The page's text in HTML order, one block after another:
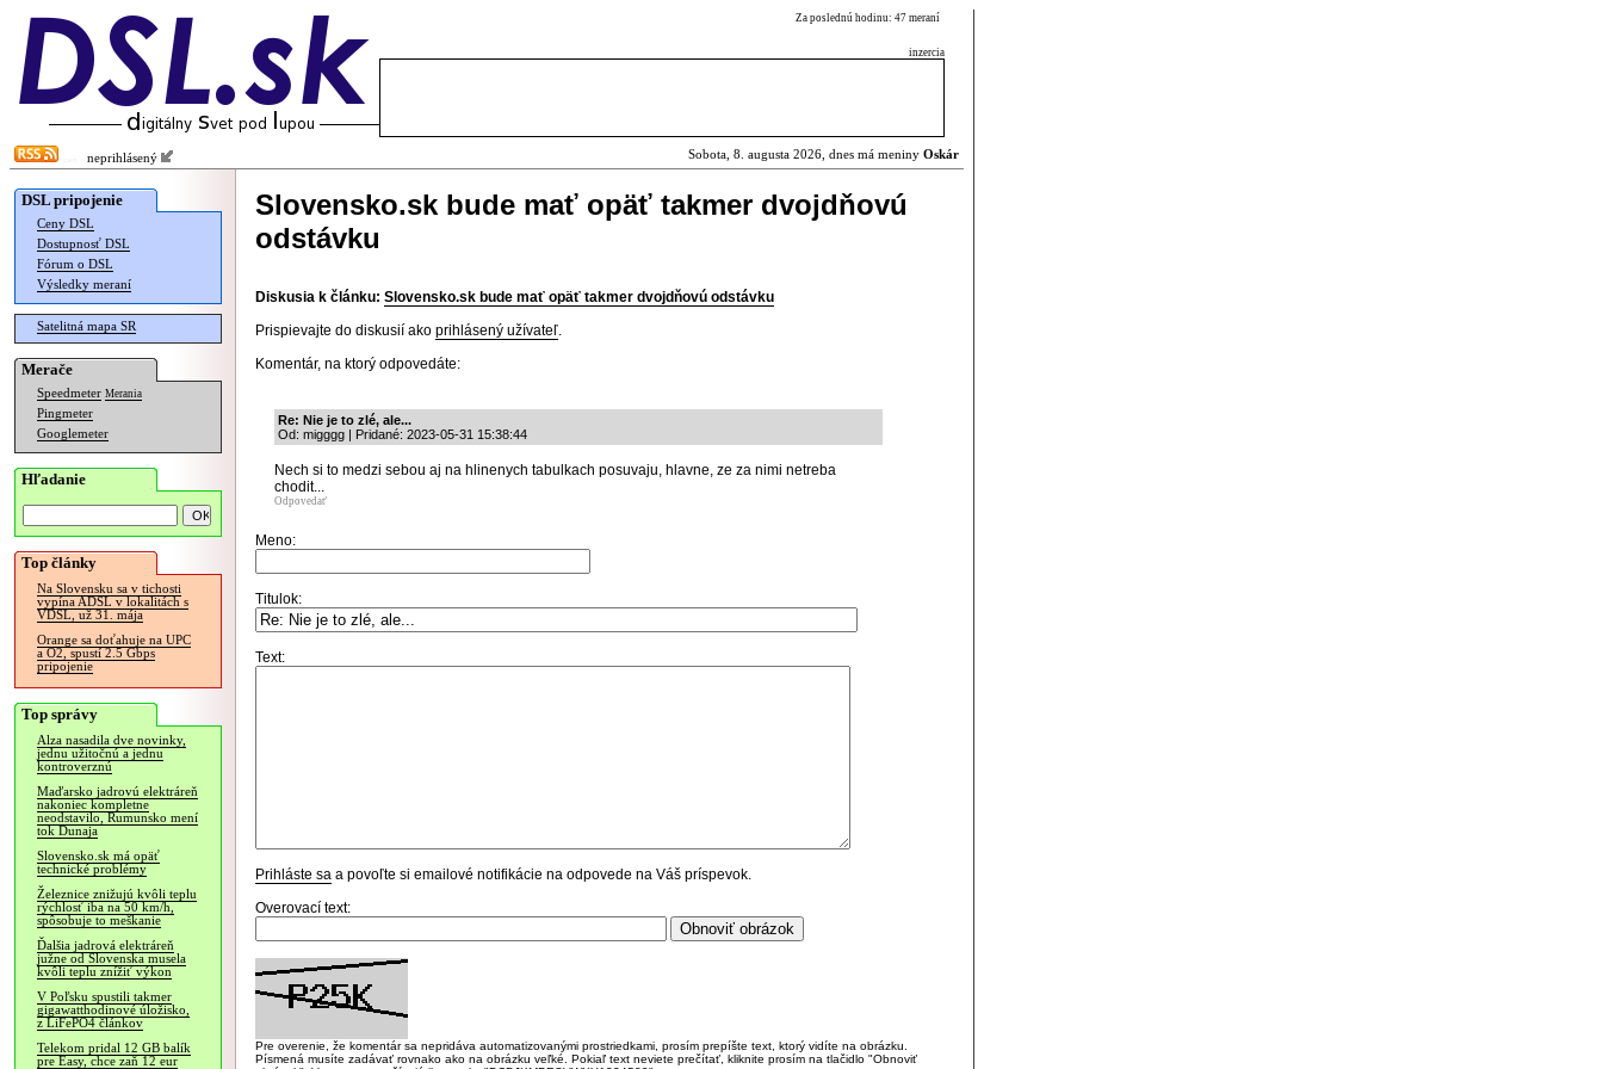
Za poslednú hodinu: 47 meraní
inzercia
neprihlásený Sobota, 8. augusta 2026, dnes má meniny Oskár
DSL pripojenie
Ceny DSL
Dostupnosť DSL
Fórum o DSL
Výsledky meraní
Satelitná mapa SR
Merače
Speedmeter Merania
Pingmeter
Googlemeter
Hľadanie
Top články
Na Slovensku sa v tichosti
vypína ADSL v lokalitách s
VDSL, už 31. mája
Orange sa doťahuje na UPC
a O2, spustí 2.5 Gbps
pripojenie
Top správy
Alza nasadila dve novinky,
jednu užitočnú a jednu
kontroverznú
Maďarsko jadrovú elektráreň
nakoniec kompletne
neodstavilo, Rumunsko mení
tok Dunaja
Slovensko.sk má opäť
technické problémy
Železnice znižujú kvôli teplu
rýchlosť iba na 50 km/h,
spôsobuje to meškanie
Ďalšia jadrová elektráreň
južne od Slovenska musela
kvôli teplu znížiť výkon
V Poľsku spustili takmer
gigawatthodinové úložisko,
z LiFePO4 článkov
Telekom pridal 12 GB balík
pre Easy, chce zaň 12 eur
Slovensko.sk bude mať opäť takmer dvojdňovú
odstávku
Diskusia k článku: Slovensko.sk bude mať opäť takmer dvojdňovú odstávku
Prispievajte do diskusií ako prihlásený užívateľ.
Komentár, na ktorý odpovedáte:
Re: Nie je to zlé, ale...
Od: migggg | Pridané: 2023-05-31 15:38:44
Nech si to medzi sebou aj na hlinenych tabulkach posuvaju, hlavne, ze za nimi netreba
chodit...
Odpovedať
Meno:
Titulok:
Text:
Prihláste sa a povoľte si emailové notifikácie na odpovede na Váš príspevok.
Overovací text:
Pre overenie, že komentár sa nepridáva automatizovanými prostriedkami, prosím prepíšte text, ktorý vidíte na obrázku.
Písmená musíte zadávať rovnako ako na obrázku veľké. Pokiaľ text neviete prečítať, kliknite prosím na tlačidlo "Obnoviť